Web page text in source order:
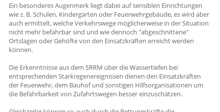
Ein besonderes Augenmerk liegt dabei auf sensiblen Einrichtungen
wie z. B. Schulen, Kindergärten oder Feuerwehrgebäude, es wird aber
auch ermittelt, welche Verkehrswege möglicherweise in der Situation
nicht mehr befahrbar sind und wie dennoch "abgeschnittene"
Ortslagen oder Gehöfte von den Einsatzkräften erreicht werden
können.
Die Erkenntnisse aus dem SRRM über die Wassertiefen bei
entsprechenden Starkregenereignissen dienen den Einsatzkräften
der Feuerwehr, dem Bauhof und sonstigen Hilfsorganisationen um
die Befahrbarkeit von Zufahrtswegen besser einzuschätzen.